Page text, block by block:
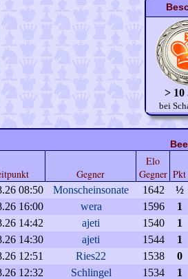
> 10
bei
Gegner
Elo
Gegner Pkt
08:50 Monscheinsonate 1642
½
16:00
wera 1596
1
14:42
ajeti 1540
1
14:30
ajeti 1544
1
12:51
Ries22 1538
0
12:32
Schlingel 1534
1